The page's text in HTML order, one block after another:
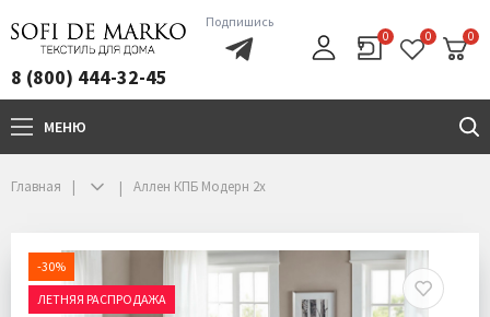
8 (800) 444-32-45
Подпишись
0 0 0
МЕНЮ
Главная Аллен КПБ Модерн 2х
-30%
ЛЕТНЯЯ РАСПРОДАЖА